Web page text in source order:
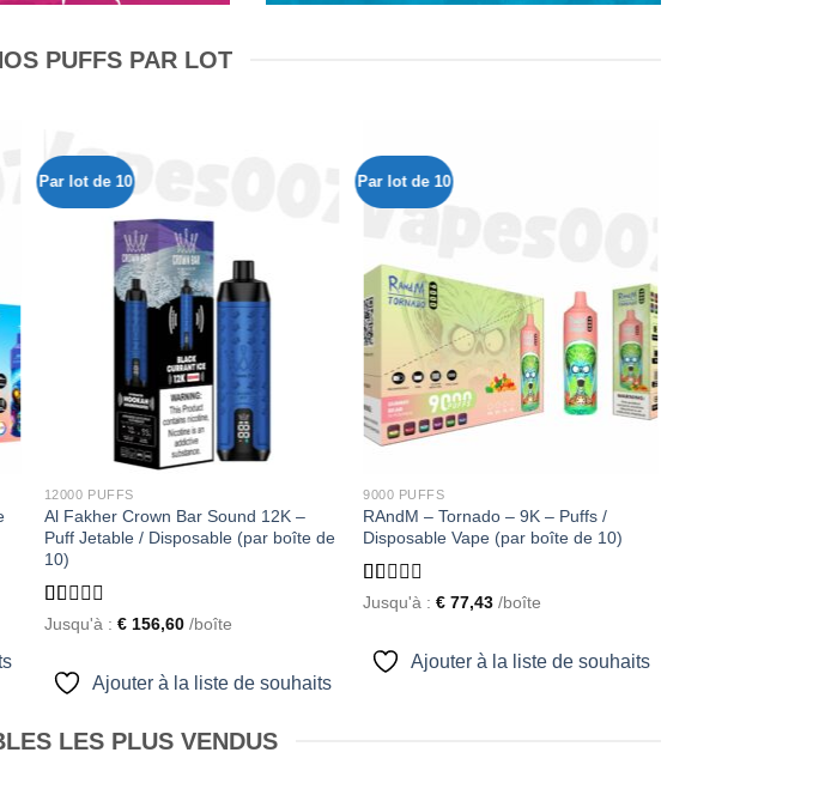
PUFFS PAR LOT
Par lot de 10
12000 PUFFS
Al Fakher Crown Bar Sound 12K –
Puff Jetable / Disposable (par boîte de
10)
Rated
of
Jusqu'à : €156,60/boîte
Ajouter à la liste de souhaits
Par lot de 10
9000 PUFFS
RAndM – Tornado – 9K – Puffs /
Disposable Vape (par boîte de 10)
Rated
of
Jusqu'à :€ 77,43 /boîte
Ajouter à la liste de souhaits
LES PLUS VENDUS